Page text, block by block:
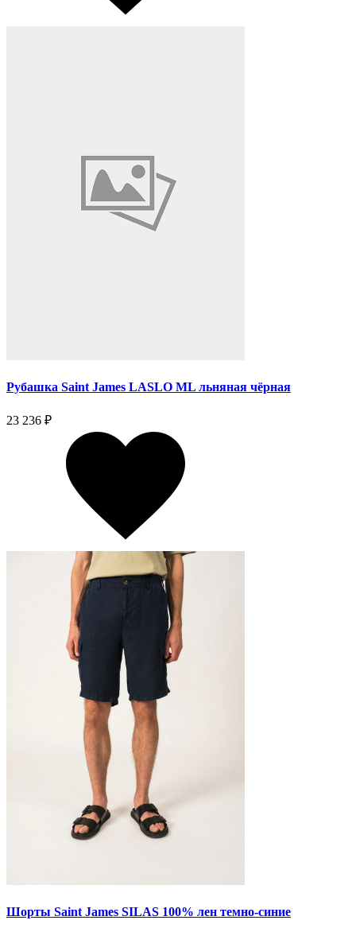
Рубашка Saint James LASLO ML льняная чёрная
23 236 ₽
Шорты Saint James SILAS 100% лен темно-синие